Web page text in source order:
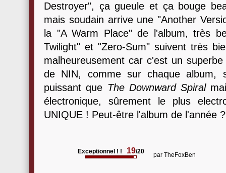
Destroyer", ça gueule et ça bouge
mais soudain arrive une "Another
la "A Warm Place" de l'album, très
Twilight" et "Zero-Sum" suivent très
malheureusement car c'est un
de NIN, comme sur chaque album,
puissant que The Downward Spiral
électronique, sûrement le plus
UNIQUE ! Peut-être l'album de l'année
Exceptionnel ! ! 19/20 par TheFoxBen